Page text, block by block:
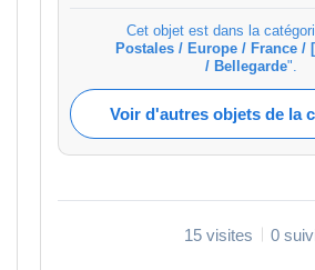
Cet objet est dans la
Postales / Europe / France /
/ Bellegarde".
Voir d'autres objets de la
15 visites 0